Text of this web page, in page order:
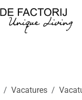
Vacatures